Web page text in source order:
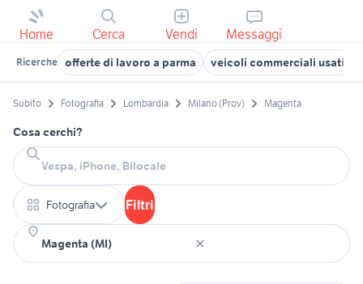
Home Cerca Vendi Messaggi
Ricerche offerte di lavoro a parma veicoli commerciali usati
Subito Fotografia Lombardia Milano (Prov) Magenta
Cosa cerchi?
Fotografia Filtri